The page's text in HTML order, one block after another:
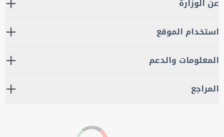
استخدام الموقع
المعلومات والدعم
المراجع